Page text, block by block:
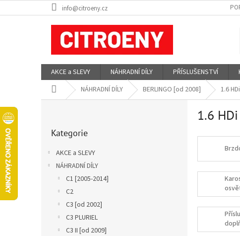
na
info@citroeny.cz
AKCE a SLEVY NÁHRADNÍ DÍLY PŘÍSLUŠENSTVÍ
Domů NÁHRADNÍ DÍLY BERLINGO [od 2008] 1.6
kategorie
Kategorie
AKCE a SLEVY
NÁHRADNÍ DÍLY
C1 [2005-2014]
C2
C3 [od 2002]
C3 PLURIEL
C3 II [od 2009]
1.6